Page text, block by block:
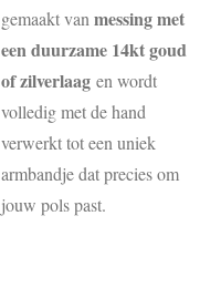
gemaakt van messing met
een duurzame 14kt goud
of zilverlaag en wordt
volledig met de hand
verwerkt tot een uniek
armbandje dat precies om
jouw pols past.